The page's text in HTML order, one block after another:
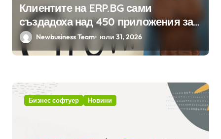
Клиентите на ERP.BG сами
създадоха над 450 приложения за
ERP системата с помощта на
вградения в нея изкуствен
Newbusiness Team юли 31, 2026
Бизнес софтуер Новини